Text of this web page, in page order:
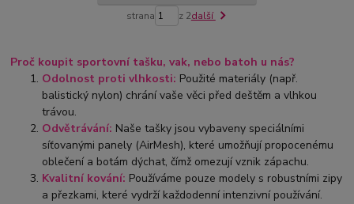
strana z 2další
Proč koupit sportovní tašku, vak, nebo batoh u nás?
Odolnost proti vlhkosti: Použité materiály (např.
balistický nylon) chrání vaše věci před deštěm a vlhkou
trávou.
Odvětrávání: Naše tašky jsou vybaveny speciálními
síťovanými panely (AirMesh), které umožňují propocenému
oblečení a botám dýchat, čímž omezují vznik zápachu.
Kvalitní kování: Používáme pouze modely s robustními zipy
a přezkami, které vydrží každodenní intenzivní používání.